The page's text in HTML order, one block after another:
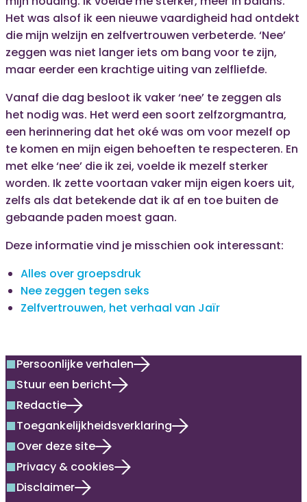
Het was alsof ik een nieuwe vaardigheid had ontdekt
die mijn welzijn en zelfvertrouwen verbeterde. ‘Nee’
zeggen was niet langer iets om bang voor te zijn,
maar eerder een krachtige uiting van zelfliefde.
Vanaf die dag besloot ik vaker ‘nee’ te zeggen als
het nodig was. Het werd een soort zelfzorgmantra,
een herinnering dat het oké was om voor mezelf op
te komen en mijn eigen behoeften te respecteren. En
met elke ‘nee’ die ik zei, voelde ik mezelf sterker
worden. Ik zette voortaan vaker mijn eigen koers uit,
zelfs als dat betekende dat ik af en toe buiten de
gebaande paden moest gaan.
Deze informatie vind je misschien ook interessant:
Alles over groepsdruk
Nee zeggen tegen seks
Zelfvertrouwen, het verhaal van Jaïr
squarePersoonlijke verhalen
squareStuur een bericht
squareRedactie
squareToegankelijkheidsverklaring
squareOver deze site
squarePrivacy & cookies
squareDisclaimer